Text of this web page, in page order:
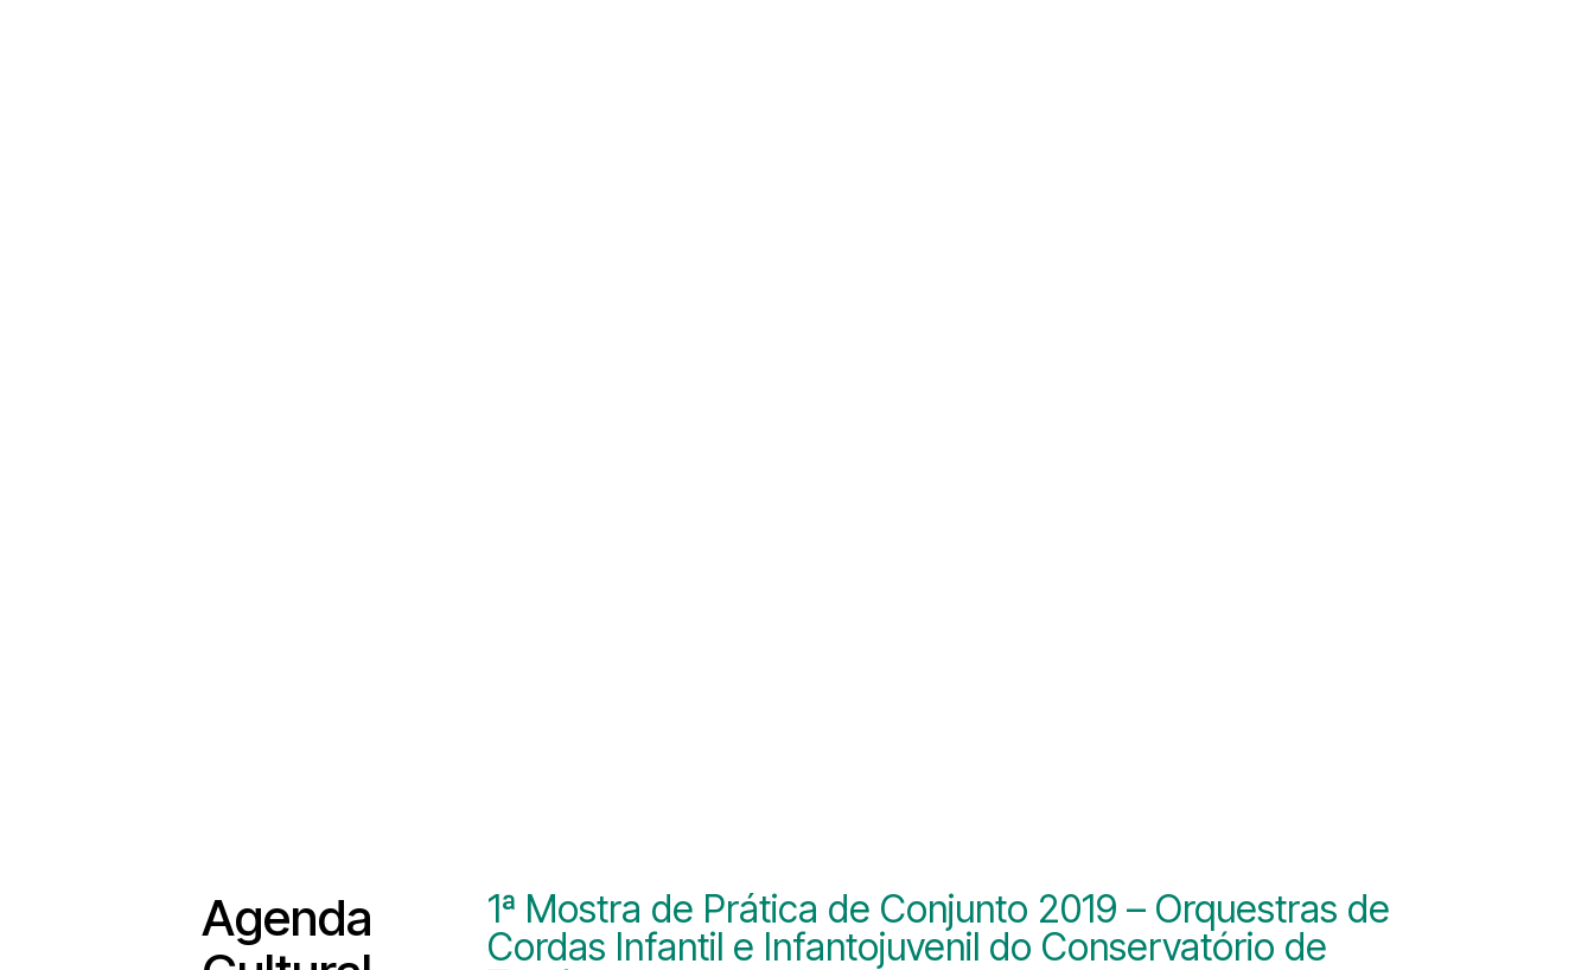
Agenda
1ª Mostra de Prática de Conjunto 2019 – Orquestras de
Cordas Infantil e Infantojuvenil do Conservatório de